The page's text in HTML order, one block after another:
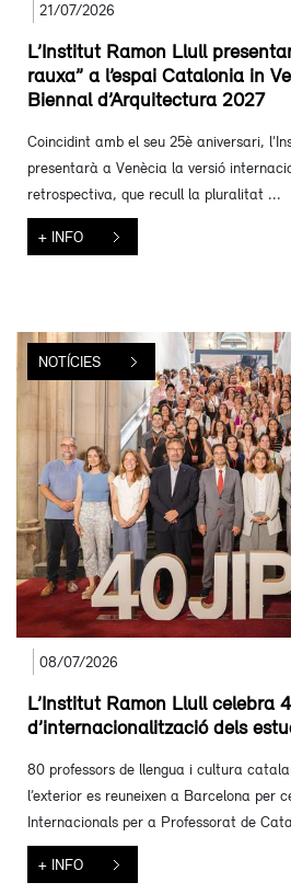
21/07/2026
L’Institut Ramon Llull
rauxa” a l’espai Catalonia in
Biennal d’Arquitectura 2027
Coincidint amb el seu 25è aniversari,
presentarà a Venècia la versió
retrospectiva, que recull la pluralitat ...
+ INFO
08/07/2026
L’Institut Ramon Llull celebra
d’internacionalització dels
80 professors de llengua i cultura
l’exterior es reuneixen a Barcelona per
Internacionals per a Professorat de
+ INFO
NOTÍCIES